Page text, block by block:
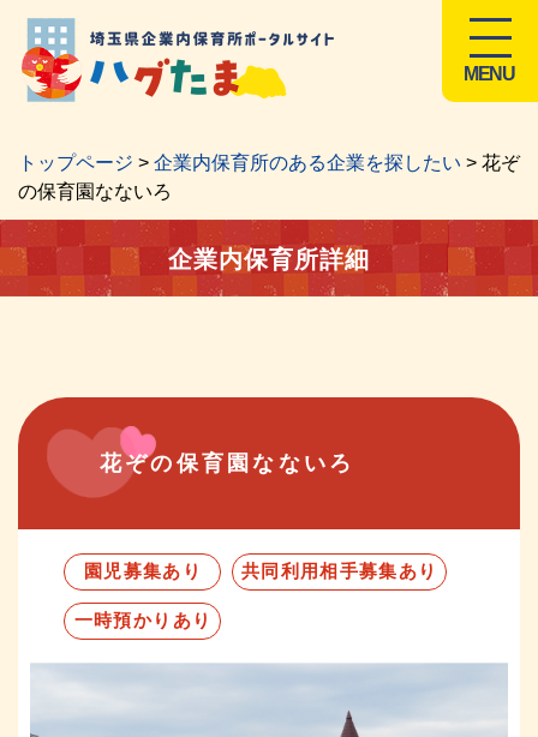
MENU
トップページ > 企業内保育所のある企業を探したい > 花ぞ
の保育園なないろ
企業内保育所詳細
花ぞの保育園なないろ
園児募集あり 共同利用相手募集あり
一時預かりあり